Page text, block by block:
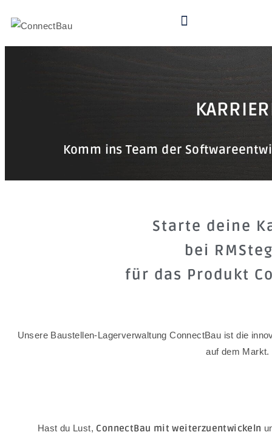
Komm ins Team der
Starte deine
bei
für das Produkt
Unsere Baustellen-Lagerverwaltung ConnectBau ist die
auf dem Markt.
Hast du Lust, ConnectBau mit weiterzuentwickeln